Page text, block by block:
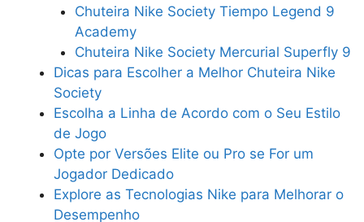
Chuteira Nike Society Tiempo Legend 9
Academy
Chuteira Nike Society Mercurial Superfly 9
Dicas para Escolher a Melhor Chuteira Nike
Society
Escolha a Linha de Acordo com o Seu Estilo
de Jogo
Opte por Versões Elite ou Pro se For um
Jogador Dedicado
Explore as Tecnologias Nike para Melhorar o
Desempenho